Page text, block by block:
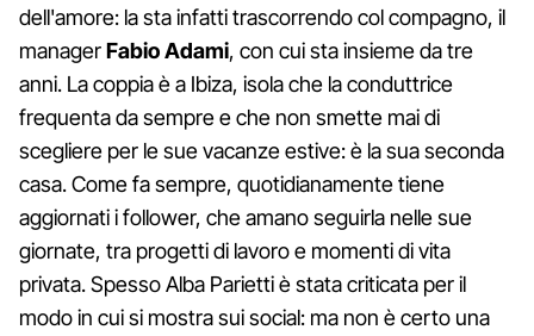
dell'amore: la sta infatti trascorrendo col compagno, il
managerFabio Adami, con cui sta insieme da tre
anni. La coppia è a Ibiza, isola che la conduttrice
frequenta da sempre e che non smette mai di
scegliere per le sue vacanze estive: è la sua seconda
casa. Come fa sempre, quotidianamente tiene
aggiornati i follower, che amano seguirla nelle sue
giornate, tra progetti di lavoro e momenti di vita
privata. Spesso Alba Parietti è stata criticata per il
modo in cui si mostra sui social: ma non è certo una